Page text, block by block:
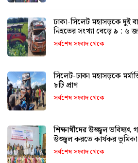
ঢাকা-সিলেট মহাসড়কে দুই
নিহতের সংখ্যা বেড়ে ৯ : ৬
সর্বশেষ সংবাদ থেকে
সিলেট-ঢাকা মহাসড়কে
৮টি প্রাণ
সর্বশেষ সংবাদ থেকে
শিক্ষার্থীদের উজ্জ্বল
উজ্জ্বল করতে কার্যকর
সর্বশেষ সংবাদ থেকে